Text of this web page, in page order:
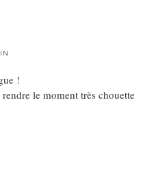
!
le moment très chouette